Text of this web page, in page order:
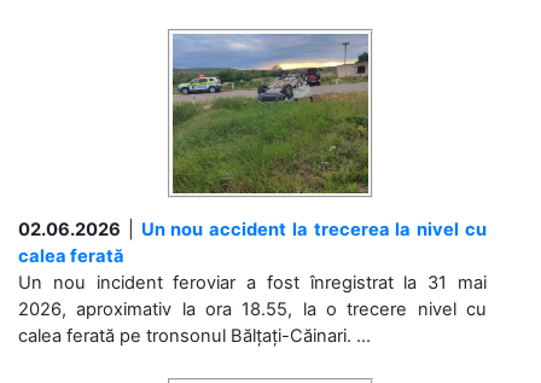
02.06.2026
Un nou accident la trecerea la nivel cu
calea ferată
Un nou incident feroviar a fost înregistrat la 31 mai
2026, aproximativ la ora 18.55, la o trecere nivel cu
calea ferată pe tronsonul Bălțați-Căinari. ...